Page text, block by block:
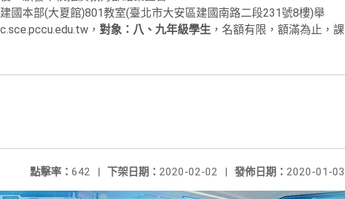
國本部(大夏館)801教室(臺北市大安區建國南路二段231號8樓)舉
， 對象：八、九年級學生 ，名額有限，額滿為止，課
發佈日期： 2020-01-03
下架日期： 2020-02-02 |
點擊率： 642 |